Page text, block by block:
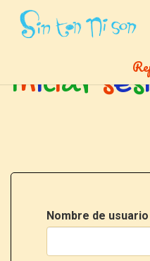
Inicio » Ingresar
Iniciarsesi
Nombre de